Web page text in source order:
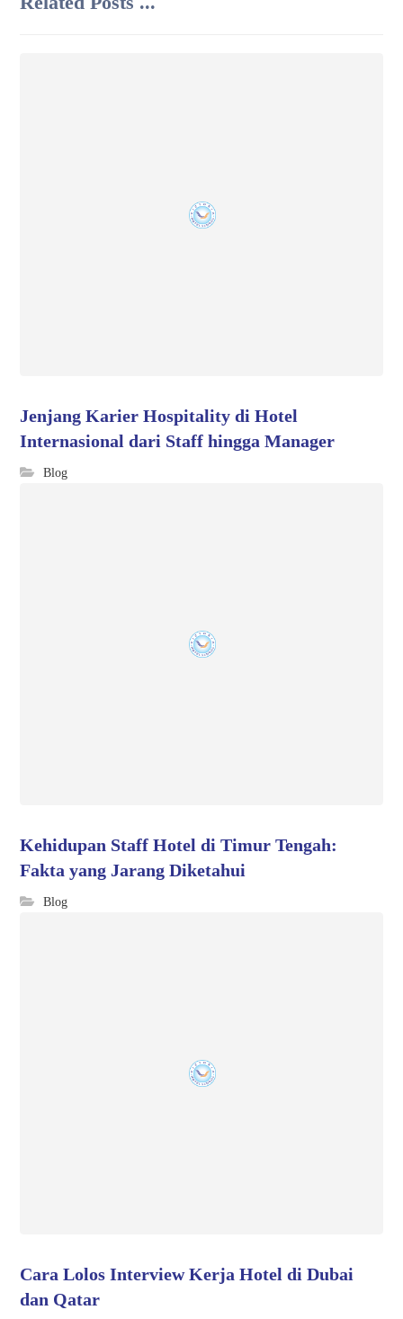
Jenjang Karier Hospitality di Hotel
Internasional dari Staff hingga Manager
Blog
Kehidupan Staff Hotel di Timur Tengah:
Fakta yang Jarang Diketahui
Blog
Cara Lolos Interview Kerja Hotel di Dubai
dan Qatar